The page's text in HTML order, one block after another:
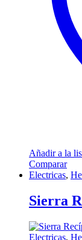
Añadir a la
Comparar
Electricas,
Sierra
Electricas,